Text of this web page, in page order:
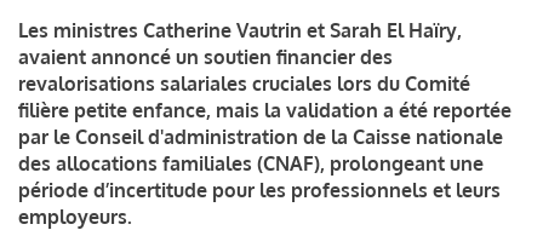
Les ministres Catherine Vautrin et Sarah El Haïry,
avaient annoncé un soutien financier des
revalorisations salariales cruciales lors du Comité
filière petite enfance, mais la validation a été reportée
par le Conseil d'administration de la Caisse nationale
des allocations familiales (CNAF), prolongeant une
période d’incertitude pour les professionnels et leurs
employeurs.